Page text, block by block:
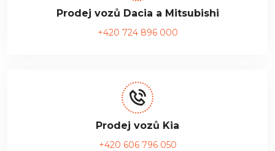
Prodej vozů Dacia a Mitsubishi
+420 724 896 000
Prodej vozů Kia
+420 606 796 050